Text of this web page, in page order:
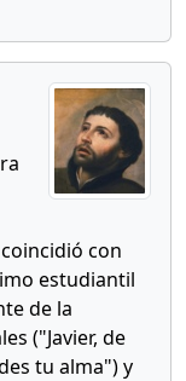
con
estudiantil
de la
("Javier, de
tu alma") y